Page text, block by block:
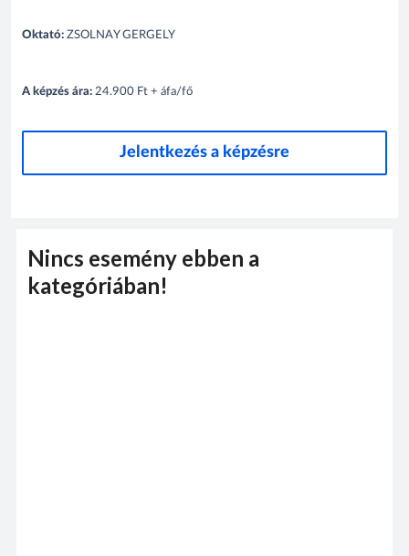
Oktató: ZSOLNAY GERGELY
A képzés ára: 24.900 Ft + áfa/fő
Jelentkezés a képzésre